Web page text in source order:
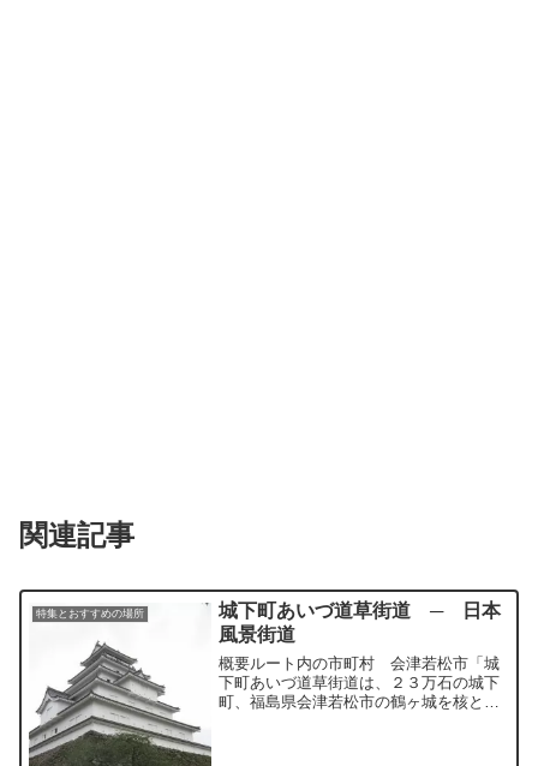
関連記事
特集とおすすめの場所
城下町あいづ道草街道 ─ 日本
風景街道
概要ルート内の市町村 会津若松市「城
下町あいづ道草街道は、２３万石の城下
町、福島県会津若松市の鶴ヶ城を核とし